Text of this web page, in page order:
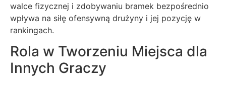
walce fizycznej i zdobywaniu bramek bezpośrednio
wpływa na siłę ofensywną drużyny i jej pozycję w
rankingach.
Rola w Tworzeniu Miejsca dla
Innych Graczy